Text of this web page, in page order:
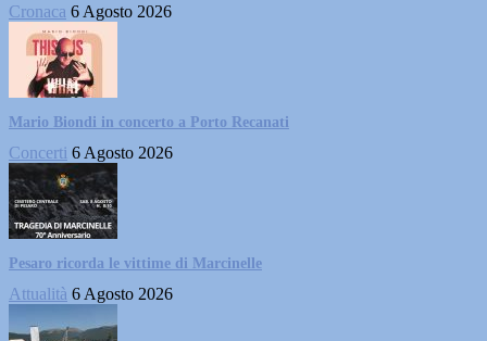
Cronaca 6 Agosto 2026
Mario Biondi in concerto a Porto Recanati
Concerti 6 Agosto 2026
Pesaro ricorda le vittime di Marcinelle
Attualità 6 Agosto 2026